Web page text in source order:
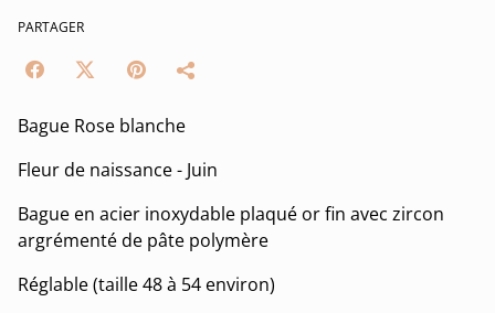
PARTAGER
Bague Rose blanche
Fleur de naissance - Juin
Bague en acier inoxydable plaqué or fin avec zircon
argrémenté de pâte polymère
Réglable (taille 48 à 54 environ)